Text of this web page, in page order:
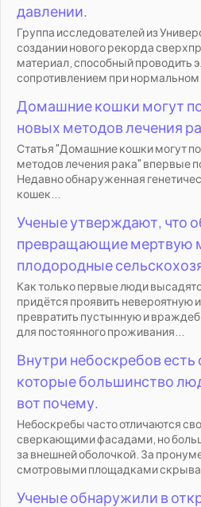
давлении.
Группа исследователей из
создании нового рекорда
материал, способный проводить
сопротивлением при нормальном
Домашние кошки могут
новых методов лечения
Статья "Домашние кошки могут
методов лечения рака" впервые
Недавно обнаруженная
кошек...
Ученые утверждают, что
превращающие мертвую
плодородные
Как только первые люди
придётся проявить невероятную
превратить пустынную и
для постоянного проживания...
Внутри небоскребов
которые большинство
вот почему.
Небоскребы часто отличаются
сверкающими фасадами, но
за внешней оболочкой. За
смотровыми площадками
Ученые обнаружили в